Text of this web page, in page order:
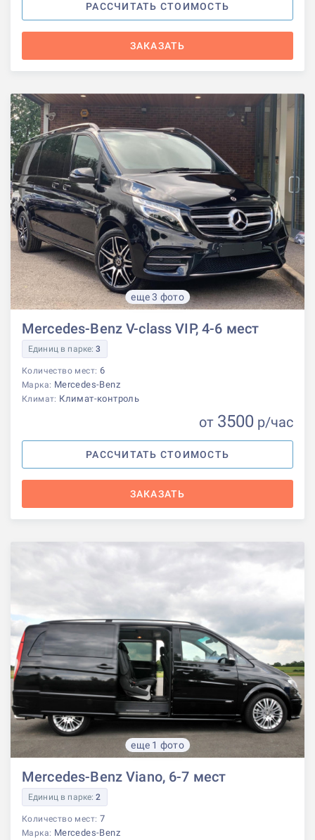
РАССЧИТАТЬ СТОИМОСТЬ
ЗАКАЗАТЬ
еще 3 фото
Mercedes-Benz V-class VIP, 4-6 мест
Единиц в парке:3
Количество мест: 6
Марка: Mercedes-Benz
Климат: Климат-контроль
от 3500 р/час
РАССЧИТАТЬ СТОИМОСТЬ
ЗАКАЗАТЬ
еще 1 фото
Mercedes-Benz Viano, 6-7 мест
Единиц в парке:2
Количество мест: 7
Марка: Mercedes-Benz